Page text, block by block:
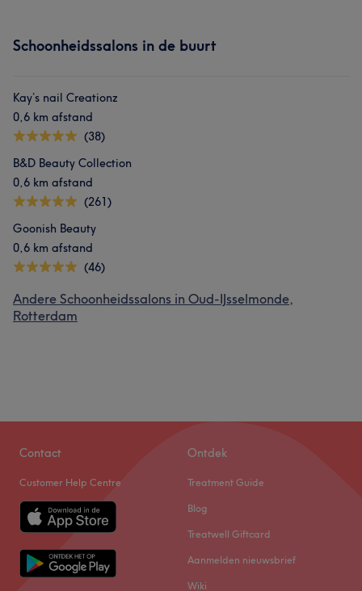
Schoonheidssalons in de buurt
Kay’s nail Creationz
0,6 km afstand
(38)
B&D Beauty Collection
0,6 km afstand
(261)
Goonish Beauty
0,6 km afstand
(46)
Andere Schoonheidssalons in Oud-IJsselmonde,
Rotterdam
Contact
Customer Help Centre
Ontdek
Treatment Guide
Blog
Treatwell Giftcard
Aanmelden nieuwsbrief
Wiki